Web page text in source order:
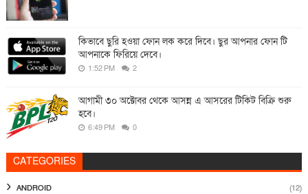
কিভাবে ছুরি হওয়া ফোন লক করে দিবে। ছুর আপনার ফোন টি
আপনাকে ফিরিয়ে দেবে।
1:52 PM 2
আগামী ৩০ অক্টোবর থেকে আসন্ন এ আসরের টিকিট বিক্রি শুরু
হবে।
6:49 PM 0
CATEGORIES
ANDROID (12)